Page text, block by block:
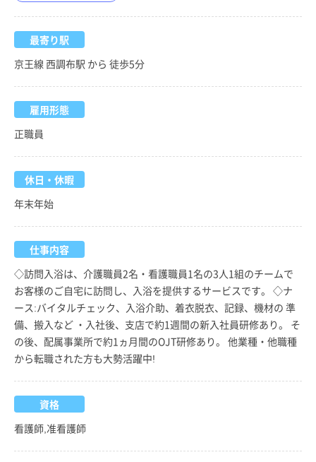
最寄り駅
京王線 西調布駅 から 徒歩5分
雇用形態
正職員
休日・休暇
年末年始
仕事内容
◇訪問入浴は、介護職員2名・看護職員1名の3人1組のチームで
お客様のご自宅に訪問し、入浴を提供するサービスです。 ◇ナ
ース:バイタルチェック、入浴介助、着衣脱衣、記録、機材の 準
備、搬入など ・入社後、支店で約1週間の新入社員研修あり。 そ
の後、配属事業所で約1ヵ月間のOJT研修あり。 他業種・他職種
から転職された方も大勢活躍中!
資格
看護師,准看護師